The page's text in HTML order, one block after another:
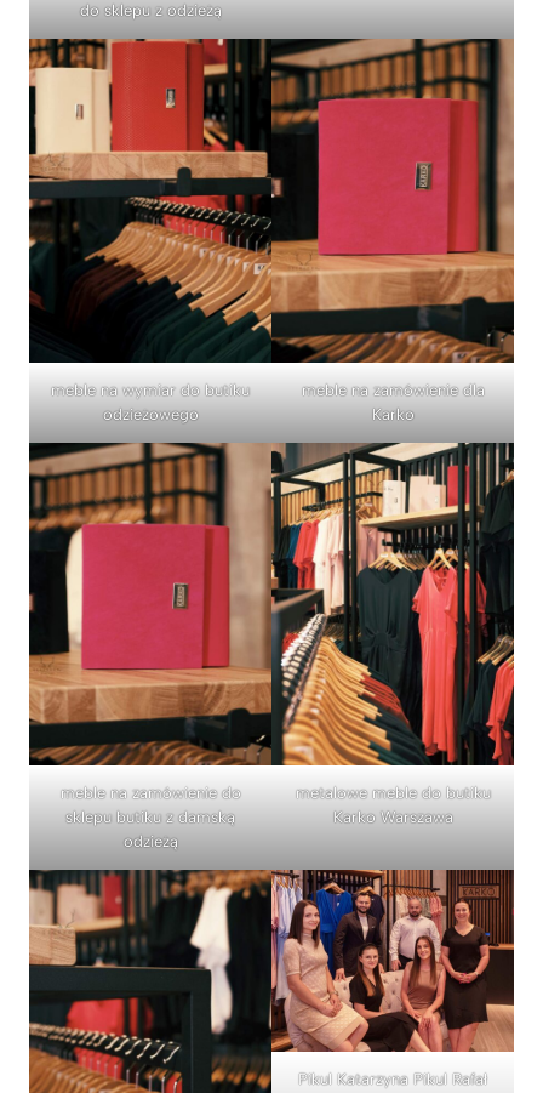
do sklepu z odzieżą
meble na wymiar do butiku
odzieżowego
meble na zamówienie dla
Karko
meble na zamówienie do
sklepu butiku z damską
odzieżą
metalowe meble do butiku
Karko Warszawa
Pikul Katarzyna Pikul Rafał